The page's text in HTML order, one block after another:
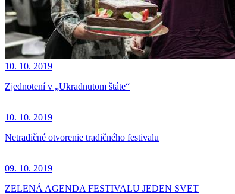
10. 10. 2019
Zjednotení v „Ukradnutom štáte“
10. 10. 2019
Netradičné otvorenie tradičného festivalu
09. 10. 2019
ZELENÁ AGENDA FESTIVALU JEDEN SVET